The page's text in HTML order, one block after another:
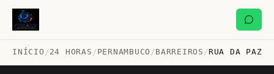
INÍCIO /24 HORAS /PERNAMBUCO /BARREIROS /RUA DA PAZ